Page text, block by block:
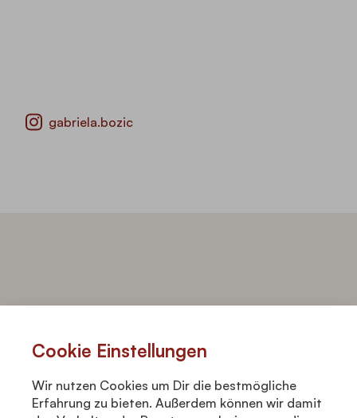
gabriela.bozic
Booking & press request
info@gabrielabozic.com
Cookie Einstellungen
Wir nutzen Cookies um Dir die bestmögliche
Erfahrung zu bieten. Außerdem können wir damit